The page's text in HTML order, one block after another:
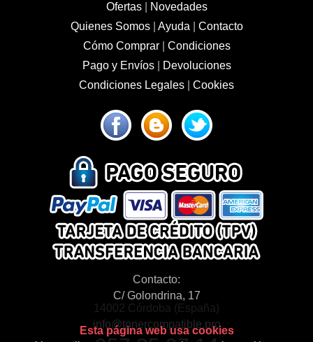
Ofertas|
Novedades
Quienes Somos| Ayuda
Contacto
Cómo Comprar| Condiciones
Pago y Envíos|
Devoluciones
Condiciones Legales
Cookies
Contacto:
C/ Golondrina, 17
14002 Córdoba (España)
info@tonercompatible.pro
Esta página web usa cookies